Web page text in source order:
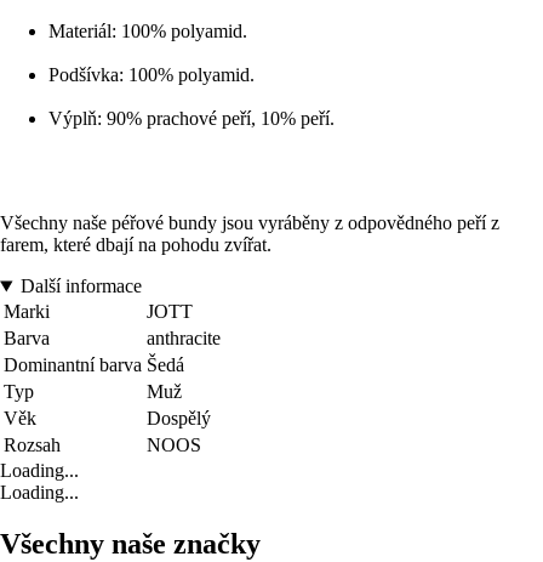
Materiál: 100% polyamid.
Podšívka: 100% polyamid.
Výplň: 90% prachové peří, 10% peří.
Všechny naše péřové bundy jsou vyráběny z odpovědného peří z
farem, které dbají na pohodu zvířat.
Další informace
Marki
JOTT
Barva
anthracite
Dominantní barva Šedá
Typ
Muž
Věk
Dospělý
Rozsah
NOOS
Loading...
Loading...
Všechny naše značky